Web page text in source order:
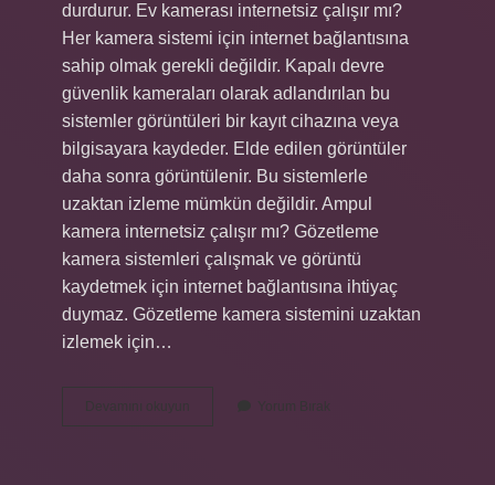
durdurur. Ev kamerası internetsiz çalışır mı?
Her kamera sistemi için internet bağlantısına
sahip olmak gerekli değildir. Kapalı devre
güvenlik kameraları olarak adlandırılan bu
sistemler görüntüleri bir kayıt cihazına veya
bilgisayara kaydeder. Elde edilen görüntüler
daha sonra görüntülenir. Bu sistemlerle
uzaktan izleme mümkün değildir. Ampul
kamera internetsiz çalışır mı? Gözetleme
kamera sistemleri çalışmak ve görüntü
kaydetmek için internet bağlantısına ihtiyaç
duymaz. Gözetleme kamera sistemini uzaktan
izlemek için…
Devamını okuyun
Yokken
Yorum Bırak